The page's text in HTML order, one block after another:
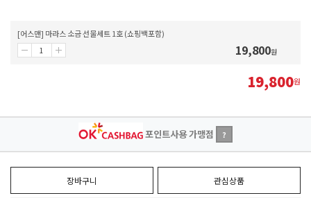
[어스맨] 마라스 소금 선물세트 1호 (쇼핑백포함)
19,800원
19,800원
포인트사용 가맹점 ?
장바구니 관심상품